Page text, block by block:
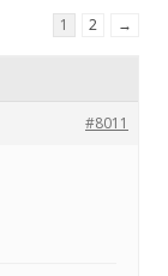
1 2 →
#8011